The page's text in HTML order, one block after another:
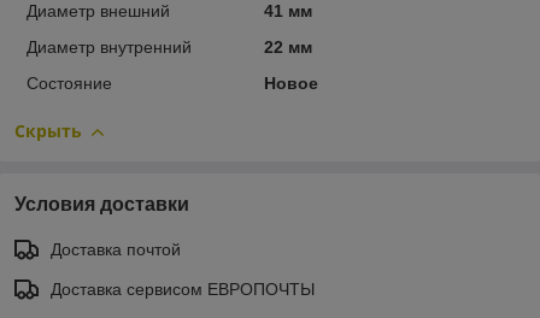
Диаметр внешний
41 мм
Диаметр внутренний
22 мм
Состояние
Новое
Скрыть
Условия доставки
Доставка почтой
Доставка сервисом ЕВРОПОЧТЫ